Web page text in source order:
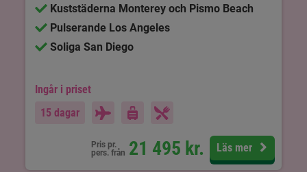
Kuststäderna Monterey och Pismo Beach
Pulserande Los Angeles
Soliga San Diego
Ingår i priset
15 dagar
Pris pr.
pers. från 21 495 kr. Läs mer